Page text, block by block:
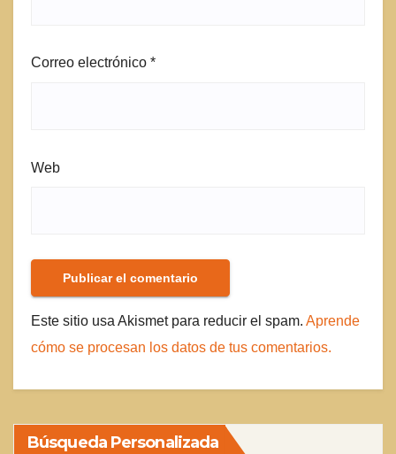
Correo electrónico *
Web
Este sitio usa Akismet para reducir el spam. Aprende
cómo se procesan los datos de tus comentarios.
Búsqueda Personalizada